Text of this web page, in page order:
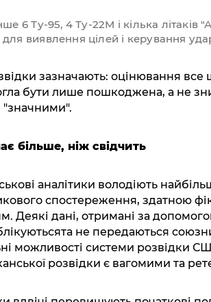
6 Ту-95, 4 Ту-22М і кілька літаків
виявлення цілей і керування
зазначають: оцінювання все
бути лише пошкоджена, а не
"значними".
більше, ніж свідчить
аналітики володіють
спостереження, здатною
Деякі дані, отримані за
не передаються
можливості системи розвідки
розвідки є вагомими та